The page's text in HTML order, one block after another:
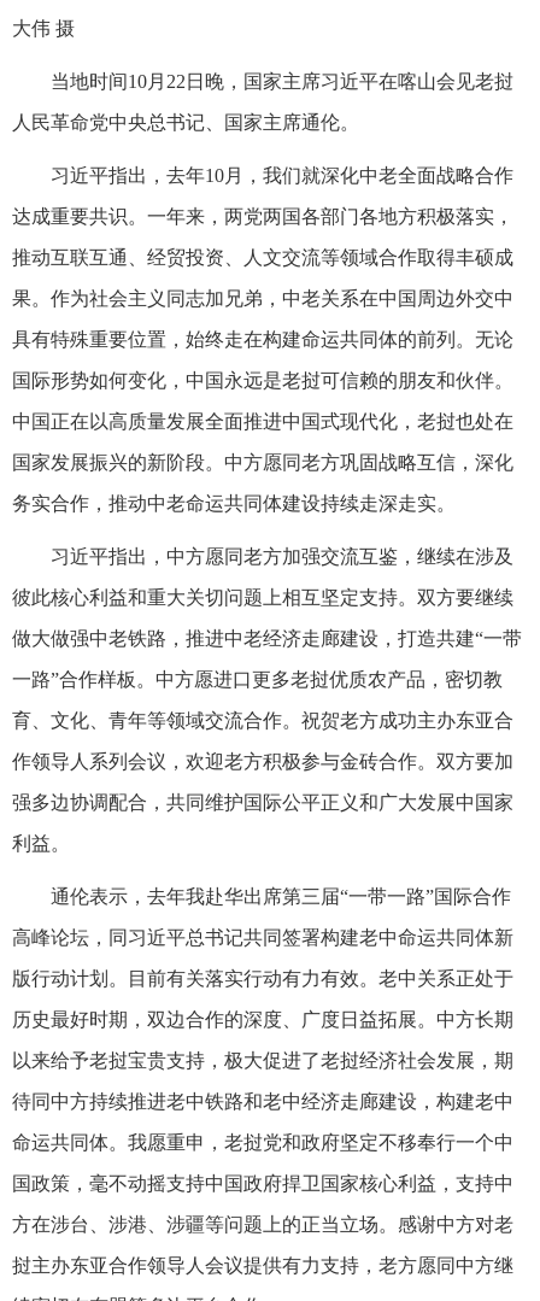
大伟 摄
当地时间10月22日晚，国家主席习近平在喀山会见老挝
人民革命党中央总书记、国家主席通伦。
习近平指出，去年10月，我们就深化中老全面战略合作
达成重要共识。一年来，两党两国各部门各地方积极落实，
推动互联互通、经贸投资、人文交流等领域合作取得丰硕成
果。作为社会主义同志加兄弟，中老关系在中国周边外交中
具有特殊重要位置，始终走在构建命运共同体的前列。无论
国际形势如何变化，中国永远是老挝可信赖的朋友和伙伴。
中国正在以高质量发展全面推进中国式现代化，老挝也处在
国家发展振兴的新阶段。中方愿同老方巩固战略互信，深化
务实合作，推动中老命运共同体建设持续走深走实。
习近平指出，中方愿同老方加强交流互鉴，继续在涉及
彼此核心利益和重大关切问题上相互坚定支持。双方要继续
做大做强中老铁路，推进中老经济走廊建设，打造共建“一带
一路”合作样板。中方愿进口更多老挝优质农产品，密切教
育、文化、青年等领域交流合作。祝贺老方成功主办东亚合
作领导人系列会议，欢迎老方积极参与金砖合作。双方要加
强多边协调配合，共同维护国际公平正义和广大发展中国家
利益。
通伦表示，去年我赴华出席第三届“一带一路”国际合作
高峰论坛，同习近平总书记共同签署构建老中命运共同体新
版行动计划。目前有关落实行动有力有效。老中关系正处于
历史最好时期，双边合作的深度、广度日益拓展。中方长期
以来给予老挝宝贵支持，极大促进了老挝经济社会发展，期
待同中方持续推进老中铁路和老中经济走廊建设，构建老中
命运共同体。我愿重申，老挝党和政府坚定不移奉行一个中
国政策，毫不动摇支持中国政府捍卫国家核心利益，支持中
方在涉台、涉港、涉疆等问题上的正当立场。感谢中方对老
挝主办东亚合作领导人会议提供有力支持，老方愿同中方继